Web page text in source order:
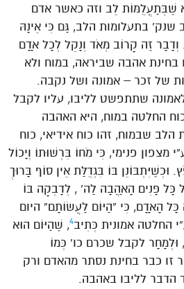
שֶׁבְּתַעֲלֻמּוֹת לֵב וזה כאשר אדם
בתעלומות הלב, גַּם כִּי אֵינָהּ
זֶה קָרוֹב מְאֹד וְנָקֵל לְכָל אָדָם
אהבה שביראה, במוח ולא
של זכר – אמונה ושל נקבה.
שתתפשט לליבו, עליו לקבל
החלטה במוח, היא האהבה
שבמוח, זהו כוח אידיאי, כוח
מצפון פנימי, כִּי מֹחוֹ בִּרְשׁוּתוֹ וְיָכוֹל
וּכְשֶׁיִּתְבּוֹנֵן בּוֹ בִּגְדֻלַּת אֵין סוֹף בָּרוּךְ
כָּל פָּנִים הָאַהֲבָה לַה’ , לְדָבְקָה בּוֹ
כָּל הָאָדָם, כִּי “הַיּוֹם לַעֲשׂוֹתָם” היום
החלטה אמונית כְּתִיב4, שֶׁהַיּוֹם הוּא
וּלְמָחָר לקבל שכרם כו’ כְּמוֹ
כבר בחינת נסתר מהאדם ורק
הדבר לליבו באהבה.